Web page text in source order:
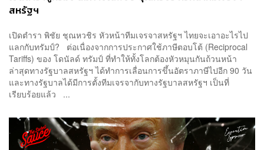
สหรัฐฯ
เปิดตำรา พิชัย ชุณหวชิร หัวหน้าทีมเจรจาสหรัฐฯ ไทยจะเอาอะไรไป
แลกกับทรัมป์? ต่อเนื่องจากการประกาศใช้ภาษีตอบโต้ (Reciprocal
Tariffs) ของ โดนัลด์ ทรัมป์ ที่ทำให้ทั้งโลกต้องหัวหมุนกันถ้วนหน้า
ล่าสุดทางรัฐบาลสหรัฐฯ ได้ทำการเลื่อนการขึ้นอัตราภาษีไปอีก 90 วัน
และทางรัฐบาลได้มีการตั้งทีมเจรจากับทางรัฐบาลสหรัฐฯ เป็นที่
เรียบร้อยแล้ว ...